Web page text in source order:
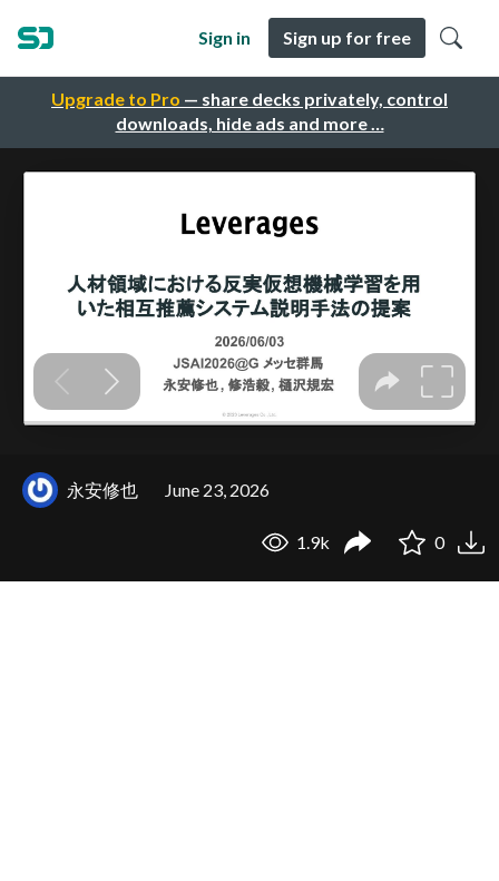
Upgrade to Pro — share decks privately, control
downloads, hide ads and more …
Sign in Sign up for free
永安修也 June 23, 2026
1.9k 0